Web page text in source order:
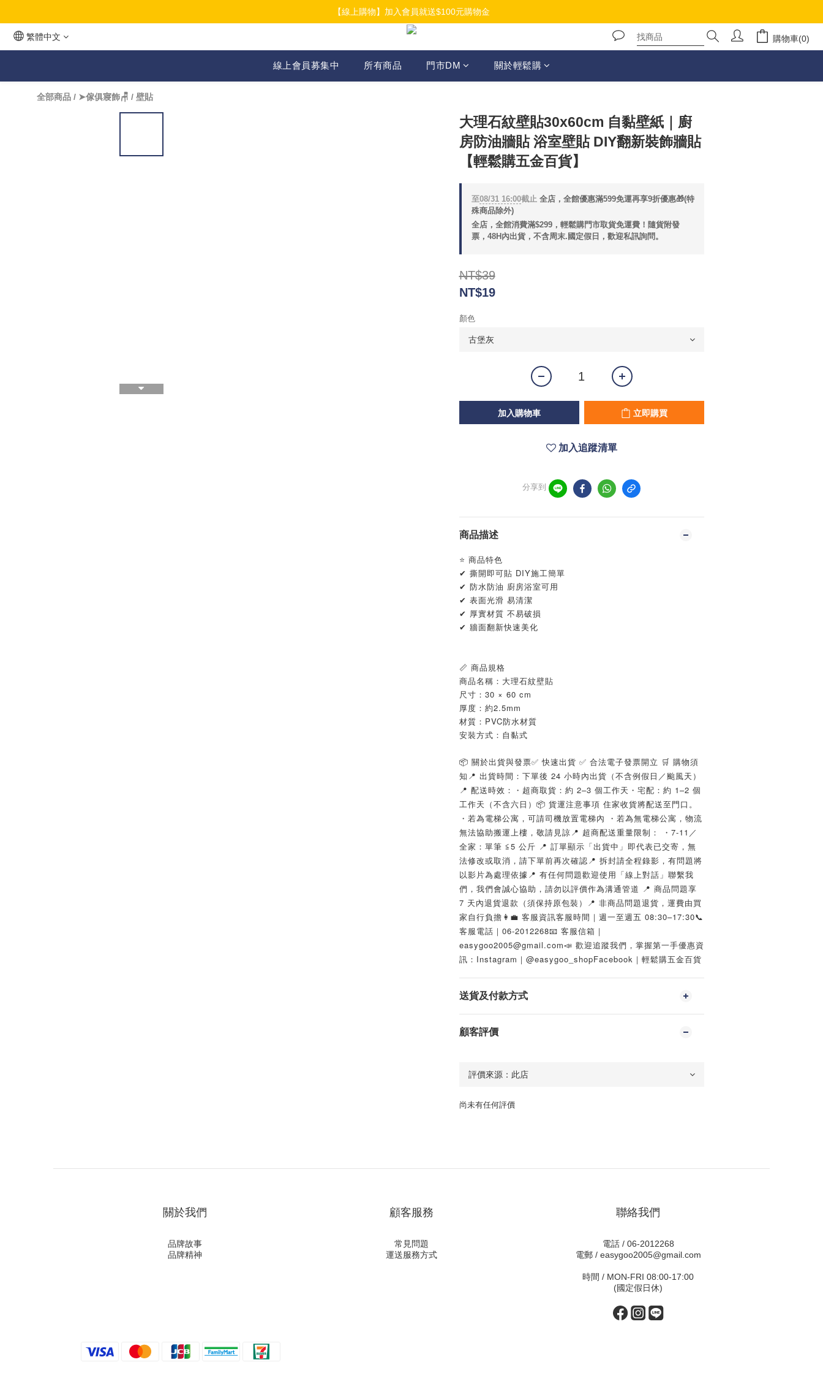
【線上購物】加入會員就送$100元購物金
【線上購物】加入會員就送$100元購物金
【線上購物】介紹好友加入會員再拿$50折扣金
繁體中文 購物車(0)
線上會員募集中 所有商品 門市DM 關於輕鬆購
全部商品 / ➤傢俱寢飾🪑 / 壁貼
大理石紋壁貼30x60cm 自黏壁紙｜廚
房防油牆貼 浴室壁貼 DIY翻新裝飾牆貼
【輕鬆購五金百貨】
至08/31 16:00截止全店，全館優惠滿599免運再享9折優惠🎁(特
殊商品除外)
全店，全館消費滿$299，輕鬆購門市取貨免運費！隨貨附發
票，48H內出貨，不含周末.國定假日，歡迎私訊詢問。
NT$39
NT$19
顏色
加入購物車 立即購買
加入追蹤清單
分享到
商品描述
⭐ 商品特色
✔ 撕開即可貼 DIY施工簡單
✔ 防水防油 廚房浴室可用
✔ 表面光滑 易清潔
✔ 厚實材質 不易破損
✔ 牆面翻新快速美化
📏 商品規格
商品名稱：大理石紋壁貼
尺寸：30 × 60 cm
厚度：約2.5mm
材質：PVC防水材質
安裝方式：自黏式
📦 關於出貨與發票✅ 快速出貨 ✅ 合法電子發票開立 🛒 購物須
知📍 出貨時間：下單後 24 小時內出貨（不含例假日／颱風天）
📍 配送時效：・超商取貨：約 2–3 個工作天・宅配：約 1–2 個
工作天（不含六日）📦 貨運注意事項 住家收貨將配送至門口。
・若為電梯公寓，可請司機放置電梯內 ・若為無電梯公寓，物流
無法協助搬運上樓，敬請見諒📍 超商配送重量限制： ・7-11／
全家：單筆 ≦5 公斤 📍 訂單顯示「出貨中」即代表已交寄，無
法修改或取消，請下單前再次確認📍 拆封請全程錄影，有問題將
以影片為處理依據📍 有任何問題歡迎使用「線上對話」聯繫我
們，我們會誠心協助，請勿以評價作為溝通管道 📍 商品問題享
7 天內退貨退款（須保持原包裝）📍 非商品問題退貨，運費由買
家自行負擔👩‍💼 客服資訊客服時間｜週一至週五 08:30–17:30📞
客服電話｜06-2012268📧 客服信箱｜
easygoo2005@gmail.com📣 歡迎追蹤我們，掌握第一手優惠資
訊：Instagram｜@easygoo_shopFacebook｜輕鬆購五金百貨
送貨及付款方式
顧客評價
尚未有任何評價
關於我們
品牌故事
品牌精神
顧客服務
常見問題
運送服務方式
聯絡我們
電話 / 06-2012268
電郵 / easygoo2005@gmail.com
時間 / MON-FRI 08:00-17:00
(國定假日休)